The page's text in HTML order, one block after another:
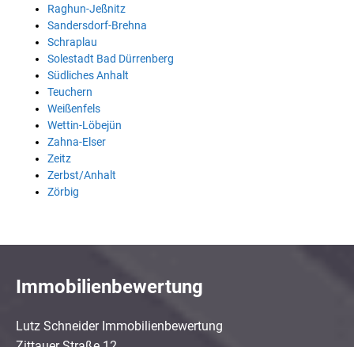
Raghun-Jeßnitz
Sandersdorf-Brehna
Schraplau
Solestadt Bad Dürrenberg
Südliches Anhalt
Teuchern
Weißenfels
Wettin-Löbejün
Zahna-Elser
Zeitz
Zerbst/Anhalt
Zörbig
Immobilienbewertung
Lutz Schneider Immobilienbewertung